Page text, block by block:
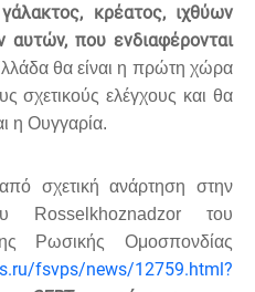
κρέατος, ιχθύων
που ενδιαφέρονται
θα είναι η πρώτη χώρα
σχετικούς ελέγχους και θα
η Ουγγαρία.
σχετική ανάρτηση στην
Rosselkhoznadzor του
Ρωσικής Ομοσπονδίας
.ru/fsvps/news/12759.html?